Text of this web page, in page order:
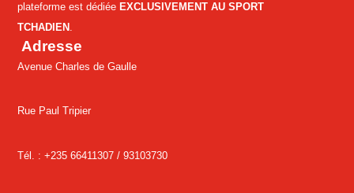
plateforme est dédiée EXCLUSIVEMENT AU SPORT
TCHADIEN .
Adresse
Avenue Charles de Gaulle
Rue Paul Tripier
Tél. : +235 66411307 /93103730